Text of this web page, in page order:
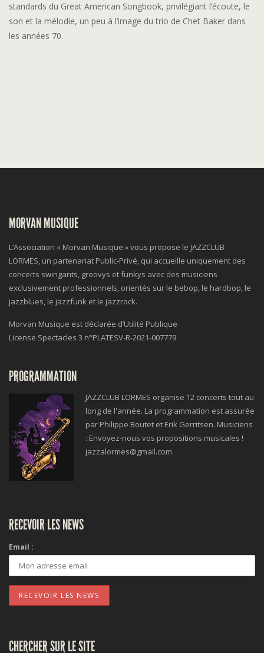
standards du Great American Songbook, privilégiant l’écoute, le
son et la mélodie, un peu à l’image du trio de Chet Baker dans
les années 70.
MORVAN MUSIQUE
L’Association « Morvan Musique » vous propose le JAZZCLUB
LORMES, un partenariat Public-Privé, qui accueille uniquement des
concerts swingants, groovys et funkys avec des musiciens
exclusivement professionnels, orientés sur le bebop, le hardbop, le
jazzblues, le jazzfunk et le jazzrock.
Morvan Musique est déclarée d’Utilité Publique
License Spectacles 3 n°PLATESV-R-2021-007779
PROGRAMMATION
JAZZCLUB LORMES organise 12 concerts tout au
long de l'année. La programmation est assurée
par Philippe Boutet et Erik Gerritsen. Musiciens
: Envoyez-nous vos propositions musicales !
jazzalormes@gmail.com
RECEVOIR LES NEWS
Email :
CHERCHER SUR LE SITE